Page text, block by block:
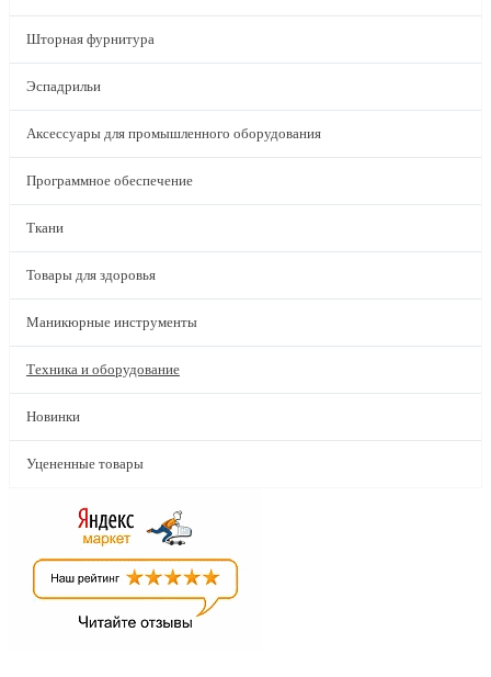
Шторная фурнитура
Эспадрильи
Аксессуары для промышленного оборудования
Программное обеспечение
Ткани
Товары для здоровья
Маникюрные инструменты
Техника и оборудование
Новинки
Уцененные товары